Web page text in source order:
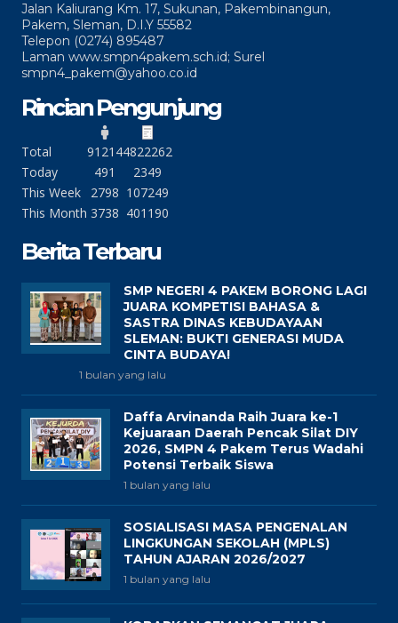
Jalan Kaliurang Km. 17, Sukunan, Pakembinangun,
Pakem, Sleman, D.I.Y 55582
Telepon (0274) 895487
Laman www.smpn4pakem.sch.id; Surel
smpn4_pakem@yahoo.co.id
Rincian Pengunjung
Total 912144822262
Today
491
2349
This Week
2798 107249
This Month 3738 401190
Berita Terbaru
SMP NEGERI 4 PAKEM BORONG LAGI
JUARA KOMPETISI BAHASA &
SASTRA DINAS KEBUDAYAAN
SLEMAN: BUKTI GENERASI MUDA
CINTA BUDAYA!
1 bulan yang lalu
Daffa Arvinanda Raih Juara ke-1
Kejuaraan Daerah Pencak Silat DIY
2026, SMPN 4 Pakem Terus Wadahi
Potensi Terbaik Siswa
1 bulan yang lalu
SOSIALISASI MASA PENGENALAN
LINGKUNGAN SEKOLAH (MPLS)
TAHUN AJARAN 2026/2027
1 bulan yang lalu